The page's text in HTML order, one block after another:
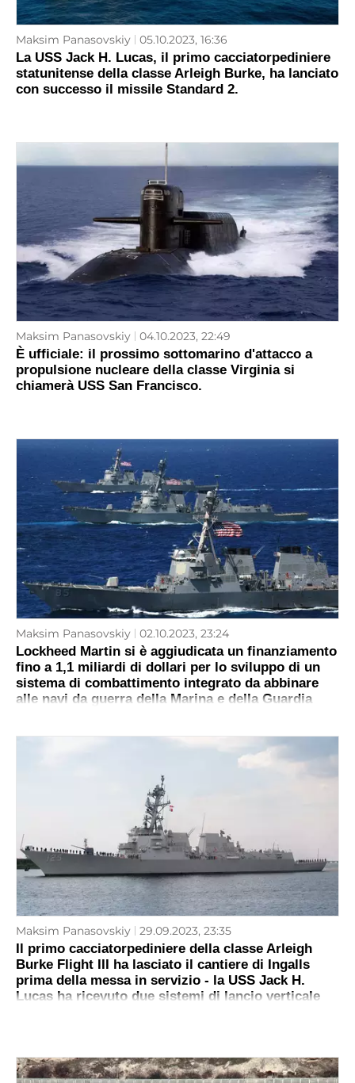
Maksim Panasovskiy 05.10.2023, 16:36
La USS Jack H. Lucas, il primo cacciatorpediniere
statunitense della classe Arleigh Burke, ha lanciato
con successo il missile Standard 2.
Maksim Panasovskiy 04.10.2023, 22:49
È ufficiale: il prossimo sottomarino d'attacco a
propulsione nucleare della classe Virginia si
chiamerà USS San Francisco.
Maksim Panasovskiy 02.10.2023, 23:24
Lockheed Martin si è aggiudicata un finanziamento
fino a 1,1 miliardi di dollari per lo sviluppo di un
sistema di combattimento integrato da abbinare
alle navi da guerra della Marina e della Guardia
Maksim Panasovskiy 29.09.2023, 23:35
Il primo cacciatorpediniere della classe Arleigh
Burke Flight III ha lasciato il cantiere di Ingalls
prima della messa in servizio - la USS Jack H.
Lucas ha ricevuto due sistemi di lancio verticale